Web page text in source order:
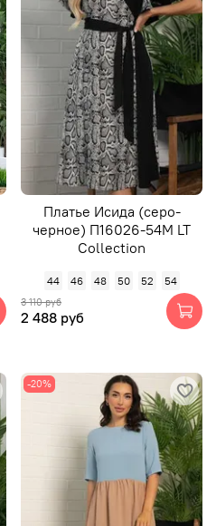
Платье Исида (серо-
черное) П16026-54М LT
Collection
44 46 48 50 52 54
3 110 руб
2 488 руб
-20%